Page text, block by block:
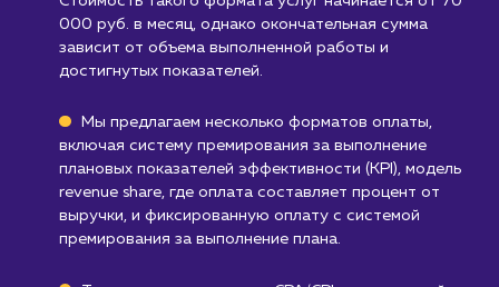
результаты: Продвижение с оплатой за
результат - это процесс, который может
некоторое время. Если вам нужны быстрые
Узнать почему